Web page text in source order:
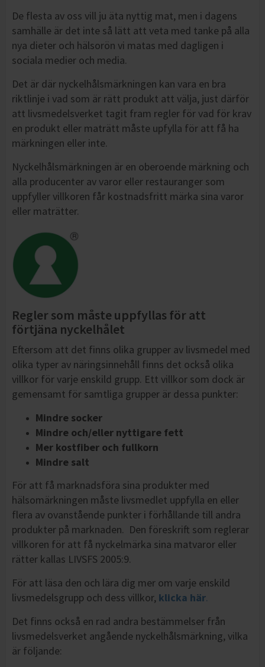
De flesta av oss vill ju äta nyttig mat, men i dagens
samhälle är det inte så lätt att veta med tanke på alla
nya dieter och hälsorön vi matas med dagligen i
sociala medier och media.
Det är där nyckelhålsmärkningen kan vara en bra
riktlinje i vad som är rätt produkt att välja, just därför
att livsmedelsverket tagit fram regler för vad för krav
en produkt eller maträtt måste upfylla för att få ha
märkningen eller inte.
Nyckelhålsmärkningen är en oberoende märkning och
alla producenter av varor eller restauranger som
uppfyller villkoren får kostnadsfritt märka sina varor
eller maträtter.
Regler som måste uppfyllas för att
förtjäna nyckelhålet
Eftersom att det finns olika grupper av livsmedel med
olika typer av näringsinnehåll finns det också olika
villkor för varje enskild grupp. Ett villkor som dock är
gemensamt för samtliga grupper är dessa punkter:
Mindre socker
Mindre och/eller nyttigare fett
Mer kostfiber och fullkorn
Mindre salt
För att få marknadsföra sina produkter med
hälsomärkningen måste livsmedlet uppfylla en eller
flera av ovanstående punkter i förhållande till andra
produkter på marknaden. Den föreskrift som reglerar
villkoren för att få nyckelmärka sina matvaror eller
rätter kallas LIVSFS 2005:9.
För att läsa den och lära dig mer om varje enskild
livsmedelsgrupp och dess villkor, klicka här.
Det finns också en rad andra bestämmelser från
livsmedelsverket angående nyckelhålsmärkning, vilka
är följande: